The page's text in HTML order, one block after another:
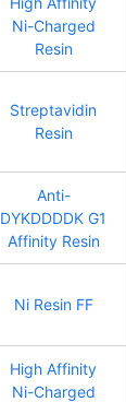
Ni-Charged
Resin
Streptavidin
Resin
Anti-
DYKDDDDK G1
Affinity Resin
Ni Resin FF
High Affinity
Ni-Charged